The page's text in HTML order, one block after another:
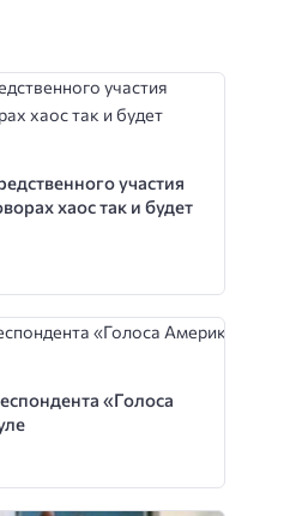
участия
хаос так и будет
«Голоса